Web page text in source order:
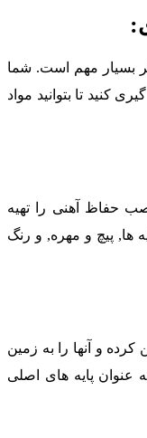
بسیار مهم است. شما
تا بتوانید مواد
حفاظ آهنی را تهیه
پیچ و مهره, و رنگ
و آنها را به زمین
پایه های اصلی